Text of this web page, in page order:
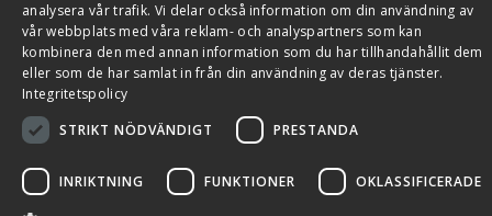
Aktuellt Miljö och kvalitetssäkring
analysera vår trafik. Vi delar också information om din användning av
vår webbplats med våra reklam- och analyspartners som kan
kombinera den med annan information som du har tillhandahållit dem
eller som de har samlat in från din användning av deras tjänster.
Integritetspolicy
STRIKT NÖDVÄNDIGT
PRESTANDA
INRIKTNING FUNKTIONER OKLASSIFICERADE